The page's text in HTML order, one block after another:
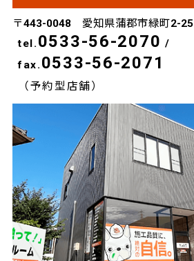
〒443-0048 愛知県蒲郡市緑町2-25
tel. 0533-56-2070 /
fax. 0533-56-2071
（予約型店舗）